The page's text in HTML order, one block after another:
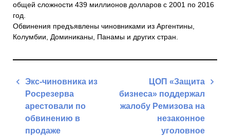
общей сложности 439 миллионов долларов с 2001 по 2016
год.
Обвинения предъявлены чиновниками из Аргентины,
Колумбии, Доминиканы, Панамы и других стран.
Навигация
записям
Экс-чиновника из
Росрезерва
арестовали по
обвинению в
продаже
ЦОП «Защита
бизнеса» поддержал
жалобу Ремизова на
незаконное
уголовное